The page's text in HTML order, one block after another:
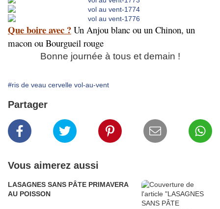
Que boire avec ? Un Anjou blanc ou un Chinon, un
macon ou Bourgueil rouge
Bonne journée à tous et demain !
#ris de veau cervelle vol-au-vent
Partager
Vous aimerez aussi
LASAGNES SANS PÂTE PRIMAVERA
AU POISSON